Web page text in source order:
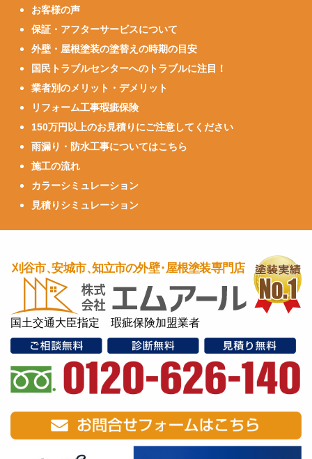
お客様の声
保証・アフターサービスについて
外壁・屋根塗装の塗替えの時期の目安
国民トラブルセンターへのトラブルに注目！
業者別のメリット・デメリット
リフォーム工事瑕疵保険
150万円以上のお見積りにご注意してください
雨漏り・防水工事についてはこちら
施工の流れ
カラーシミュレーション
見積りシミュレーション
国土交通大臣指定 瑕疵保険加盟業者